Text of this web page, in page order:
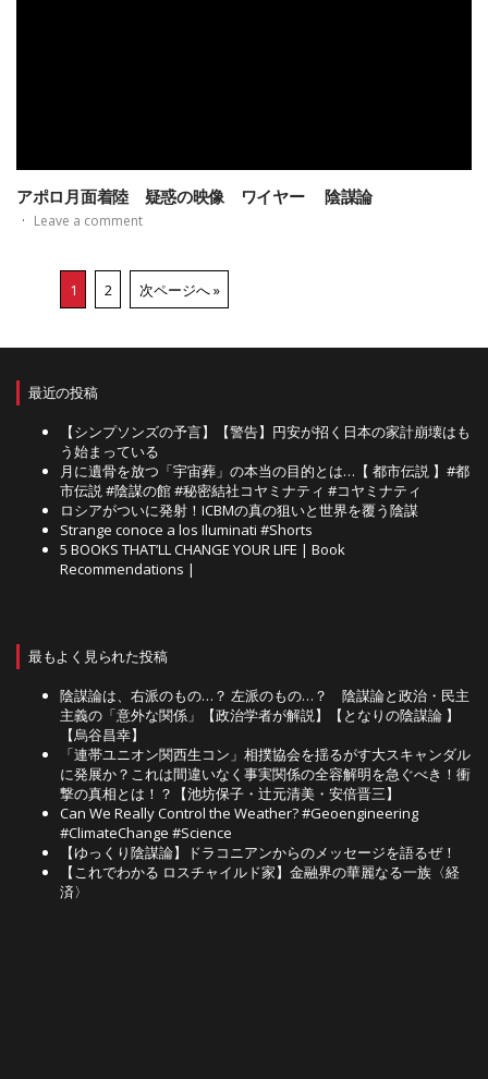
アポロ月面着陸 疑惑の映像 ワイヤー 陰謀論
· Leave a comment
1 2 次ページへ »
最近の投稿
【シンプソンズの予言】【警告】円安が招く日本の家計崩壊はも
う始まっている
月に遺骨を放つ「宇宙葬」の本当の目的とは…【 都市伝説 】#都
市伝説 #陰謀の館 #秘密結社コヤミナティ #コヤミナティ
ロシアがついに発射！ICBMの真の狙いと世界を覆う陰謀
Strange conoce a los Iluminati #Shorts
5 BOOKS THAT’LL CHANGE YOUR LIFE | Book
Recommendations |
最もよく見られた投稿
陰謀論は、右派のもの…？ 左派のもの…？ 陰謀論と政治・民主
主義の「意外な関係」【政治学者が解説】【となりの陰謀論 】
【烏谷昌幸】
「連帯ユニオン関西生コン」相撲協会を揺るがす大スキャンダル
に発展か？これは間違いなく事実関係の全容解明を急ぐべき！衝
撃の真相とは！？【池坊保子・辻元清美・安倍晋三】
Can We Really Control the Weather? #Geoengineering
#ClimateChange #Science
【ゆっくり陰謀論】ドラコニアンからのメッセージを語るぜ！
【これでわかる ロスチャイルド家】金融界の華麗なる一族〈経
済〉